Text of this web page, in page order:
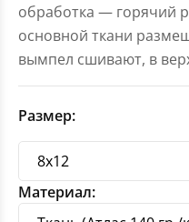
обработка — горячий
основной ткани
вымпел сшивают, в
Размер:
Материал: